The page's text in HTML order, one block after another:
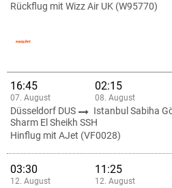
Rückflug mit Wizz Air UK (W95770)
16:45
07. August
02:15
08. August
Düsseldorf DUS
Istanbul Sabiha
Sharm El Sheikh SSH
Hinflug mit AJet (VF0028)
03:30
12. August
11:25
12. August